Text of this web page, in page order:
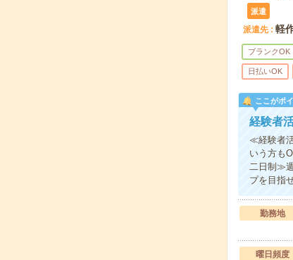
派遣
派遣先 軽
ブランクOK
日払いOK
ここがポ
経験者
≪経験者
いう方も
二日制≫
プを目指
勤務地
曜日頻度